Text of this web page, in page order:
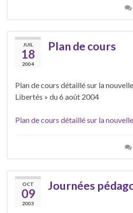
JUIL
18
2004
Plan de cours
Plan de cours détaillé sur la
Libertés » du 6 août 2004
Plan de cours détaillé sur la
OCT
09
2003
Journées